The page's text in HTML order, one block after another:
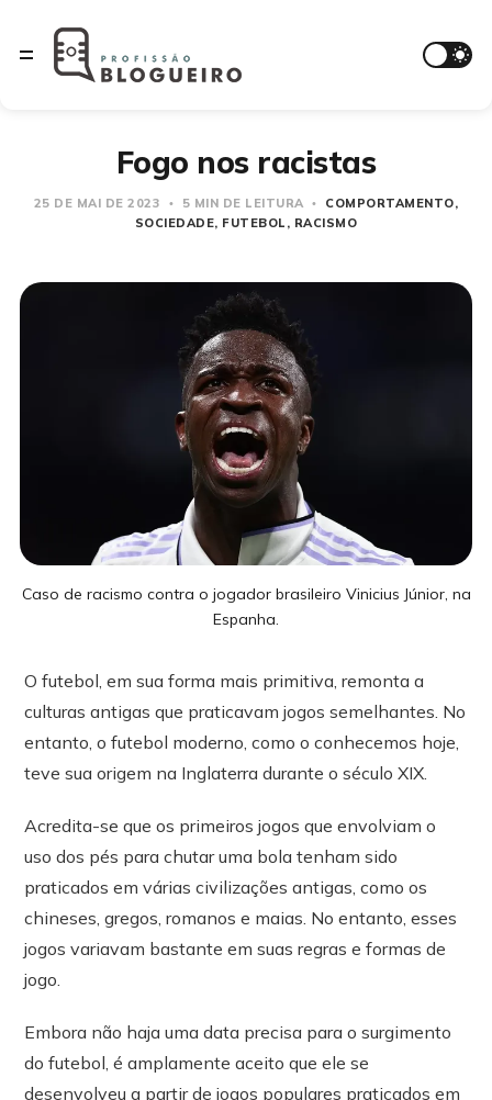
Fogo nos racistas
25 DE MAI DE 2023 5 MIN DE LEITURA
COMPORTAMENTO
SOCIEDADE FUTEBOL RACISMO
Caso de racismo contra o jogador brasileiro Vinicius Júnior, na
Espanha.
O futebol, em sua forma mais primitiva, remonta a
culturas antigas que praticavam jogos semelhantes. No
entanto, o futebol moderno, como o conhecemos hoje,
teve sua origem na Inglaterra durante o século XIX.
Acredita-se que os primeiros jogos que envolviam o
uso dos pés para chutar uma bola tenham sido
praticados em várias civilizações antigas, como os
chineses, gregos, romanos e maias. No entanto, esses
jogos variavam bastante em suas regras e formas de
jogo.
Embora não haja uma data precisa para o surgimento
do futebol, é amplamente aceito que ele se
desenvolveu a partir de jogos populares praticados em